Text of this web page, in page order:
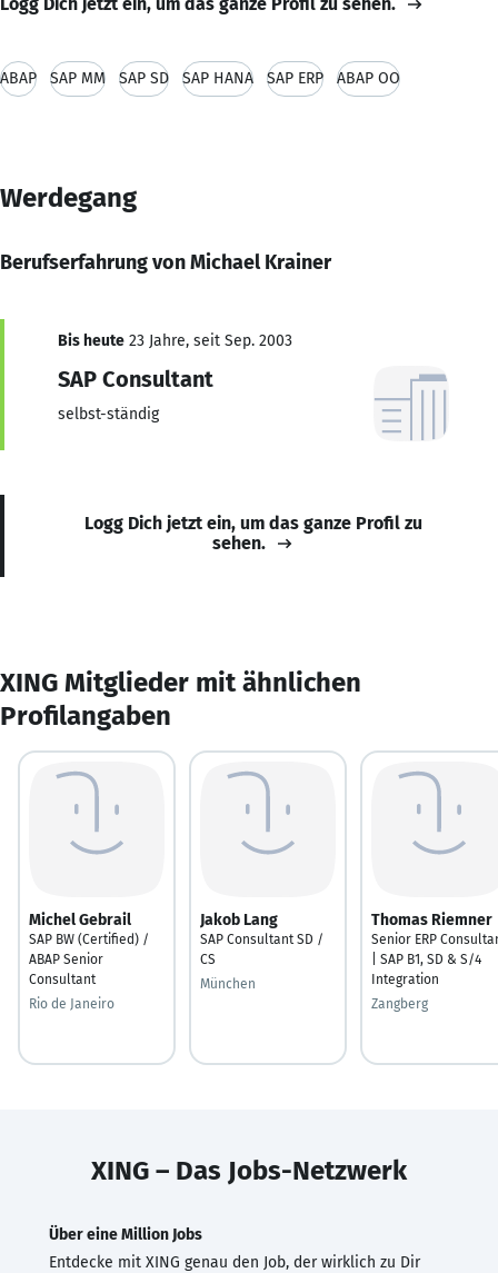
ABAP SAP MM SAP SD SAP HANA SAP ERP ABAP OO
Werdegang
Berufserfahrung von Michael Krainer
Bis heute 23 Jahre, seit Sep. 2003
SAP Consultant
selbst-ständig
Logg Dich jetzt ein, um das ganze Profil zu
sehen.
XING Mitglieder mit ähnlichen
Profilangaben
Michel Gebrail
SAP BW (Certified) /
ABAP Senior
Consultant
Rio de Janeiro
Jakob Lang
SAP Consultant SD /
CS
München
Thomas Riemner
Senior ERP
| SAP B1, SD & S/4
Integration
Zangberg
XING – Das Jobs-Netzwerk
Über eine Million Jobs
Entdecke mit XING genau den Job, der wirklich zu Dir